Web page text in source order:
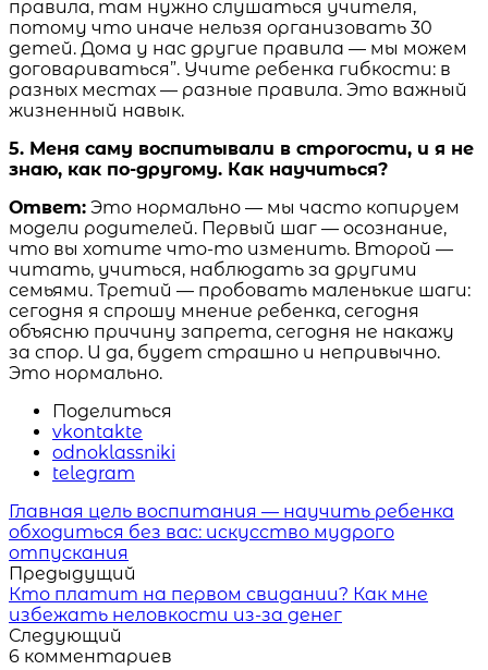
правила, там нужно слушаться учителя,
потому что иначе нельзя организовать 30
детей. Дома у нас другие правила — мы можем
договариваться”. Учите ребенка гибкости: в
разных местах — разные правила. Это важный
жизненный навык.
5. Меня саму воспитывали в строгости, и я не
знаю, как по-другому. Как научиться?
Ответ: Это нормально — мы часто копируем
модели родителей. Первый шаг — осознание,
что вы хотите что-то изменить. Второй —
читать, учиться, наблюдать за другими
семьями. Третий — пробовать маленькие шаги:
сегодня я спрошу мнение ребенка, сегодня
объясню причину запрета, сегодня не накажу
за спор. И да, будет страшно и непривычно.
Это нормально.
Поделиться
vkontakte
odnoklassniki
telegram
Читать
похожие
статьи
Главная цель воспитания — научить ребенка
обходиться без вас: искусство мудрого
отпускания
Предыдущий
Кто платит на первом свидании? Как мне
избежать неловкости из-за денег
Следующий
6 комментариев